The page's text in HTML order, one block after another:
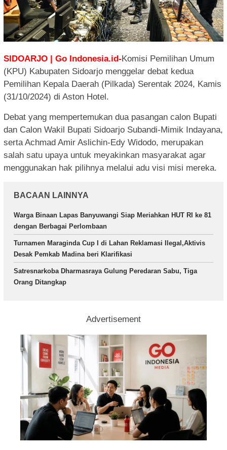
SIDOARJO | Go Indonesia.id-Komisi Pemilihan Umum
(KPU) Kabupaten Sidoarjo menggelar debat kedua
Pemilihan Kepala Daerah (Pilkada) Serentak 2024, Kamis
(31/10/2024) di Aston Hotel.
Debat yang mempertemukan dua pasangan calon Bupati
dan Calon Wakil Bupati Sidoarjo Subandi-Mimik Indayana,
serta Achmad Amir Aslichin-Edy Widodo, merupakan
salah satu upaya untuk meyakinkan masyarakat agar
menggunakan hak pilihnya melalui adu visi misi mereka.
BACAAN LAINNYA
Warga Binaan Lapas Banyuwangi Siap Meriahkan HUT RI ke 81
dengan Berbagai Perlombaan
Turnamen Maraginda Cup I di Lahan Reklamasi Ilegal,Aktivis
Desak Pemkab Madina beri Klarifikasi
Satresnarkoba Dharmasraya Gulung Peredaran Sabu, Tiga
Orang Ditangkap
Advertisement